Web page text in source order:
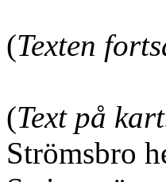
(Texten
(Text på
Strömsbro